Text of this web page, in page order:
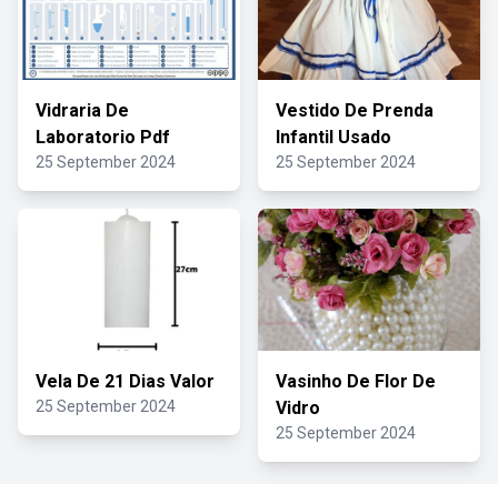
Vidraria De
Laboratorio Pdf
25 September 2024
Vestido De Prenda
Infantil Usado
25 September 2024
Vela De 21 Dias Valor
25 September 2024
Vasinho De Flor De
Vidro
25 September 2024